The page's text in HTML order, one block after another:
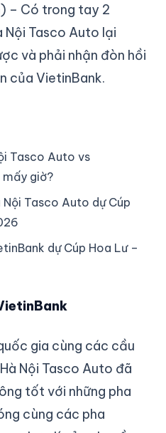
– Có trong tay 2
Tasco Auto lại
và phải nhận đòn hồi
của VietinBank.
Tasco Auto vs
mấy giờ?
Nội Tasco Auto dự Cúp
dự Cúp Hoa Lư –
gia cùng các cầu
Nội Tasco Auto đã
tốt với những pha
cùng các pha